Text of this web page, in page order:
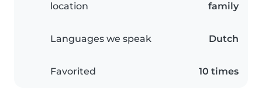
location
family
Languages we speak Dutch
Favorited 10 times